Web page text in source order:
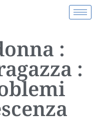
:
: